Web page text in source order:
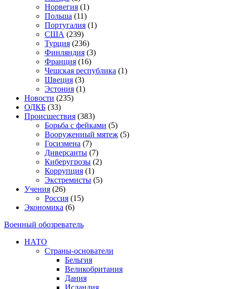
Норвегия (1)
Польша (11)
Португалия (1)
США (239)
Турция (236)
Финляндия (3)
Франция (16)
Чешская республика (1)
Швеция (3)
Эстония (1)
Новости (235)
ОДКБ (33)
Происшествия (383)
Борьба с фейками (5)
Вооруженный мятеж (5)
Госизмена (7)
Диверсанты (7)
Киберугрозы (2)
Коррупция (1)
Экстремисты (5)
Учения (26)
Россия (15)
Экономика (6)
Военный обозреватель
НАТО
Страны-основатели
Бельгия
Великобритания
Дания